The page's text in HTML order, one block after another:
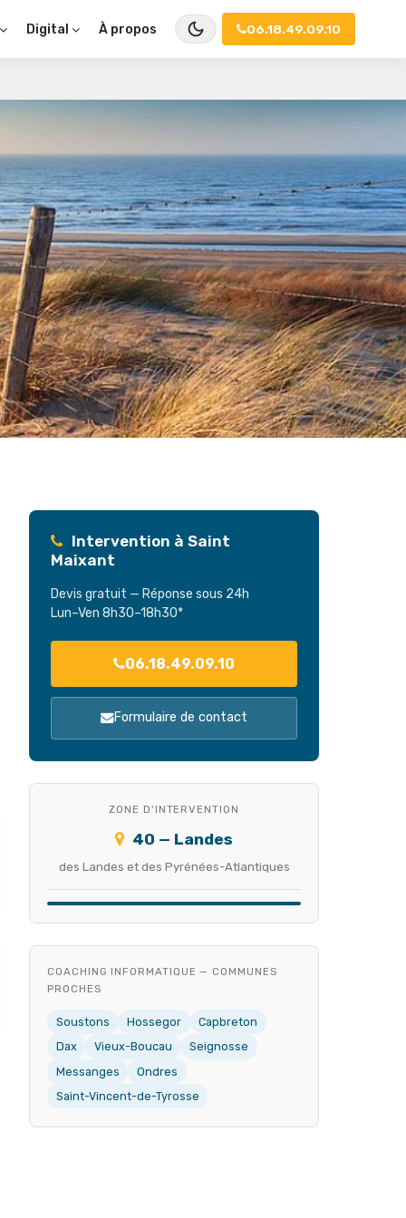
Digital À propos 06.18.49.09.10
Intervention à Saint
Maixant
Devis gratuit — Réponse sous 24h
Lun–Ven 8h30–18h30*
06.18.49.09.10
Formulaire de contact
ZONE D'INTERVENTION
40 — Landes
des Landes et des Pyrénées-Atlantiques
COACHING INFORMATIQUE — COMMUNES
PROCHES
Soustons Hossegor
Capbreton
Dax
Vieux-Boucau
Seignosse
Messanges
Ondres
Saint-Vincent-de-Tyrosse